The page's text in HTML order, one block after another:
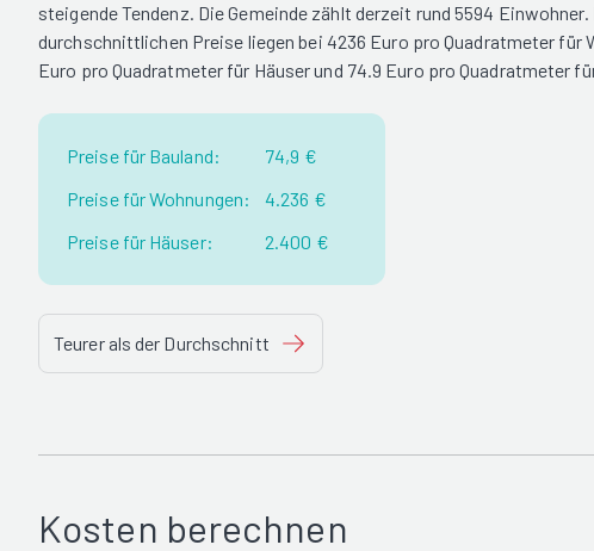
steigende Tendenz. Die Gemeinde zählt derzeit rund 5594 Einwohner.
durchschnittlichen Preise liegen bei 4236 Euro pro Quadratmeter für
Euro pro Quadratmeter für Häuser und 74.9 Euro pro Quadratmeter
Preise für Bauland:
74,9 €
Preise für Wohnungen:
4.236 €
Preise für Häuser:
2.400 €
Teurer als der Durchschnitt
Kosten berechnen